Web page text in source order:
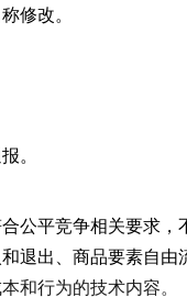
修改。
。
公平竞争相关要求，
退出、商品要素自由
和行为的技术内容。